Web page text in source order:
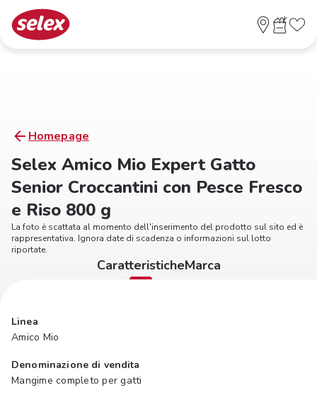
Homepage
Selex Amico Mio Expert Gatto
Senior Croccantini con Pesce Fresco
e Riso 800 g
La foto è scattata al momento dell'inserimento del prodotto sul sito ed è
rappresentativa. Ignora date di scadenza o informazioni sul lotto
riportate.
CaratteristicheMarca
Linea
Amico Mio
Denominazione di vendita
Mangime completo per gatti